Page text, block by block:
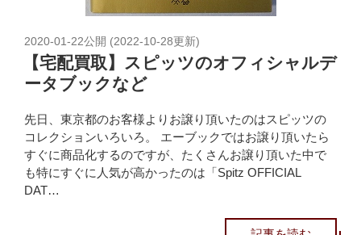
2020-01-22公開 (2022-10-28更新)
【宅配買取】スピッツのオフィシャルデ
ータブックなど
先日、東京都のお客様よりお譲り頂いたのはスピッツの
コレクションいろいろ。 エーブックではお譲り頂いたら
すぐに商品化するのですが、たくさんお譲り頂いた中で
も特にすぐに人気が高かったのは「Spitz OFFICIAL
DAT…